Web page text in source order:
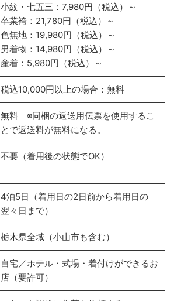
小紋・七五三：7,980円（税込）～
卒業袴：21,780円（税込）～
色無地：19,980円（税込）～
男着物：14,980円（税込）～
産着：5,980円（税込）～
税込10,000円以上の場合：無料
無料 ※同梱の返送用伝票を使用するこ
とで返送料が無料になる。
不要（着用後の状態でOK）
4泊5日（着用日の2日前から着用日の
翌々日まで）
栃木県全域（小山市も含む）
自宅／ホテル・式場・着付けができるお
店（要許可）